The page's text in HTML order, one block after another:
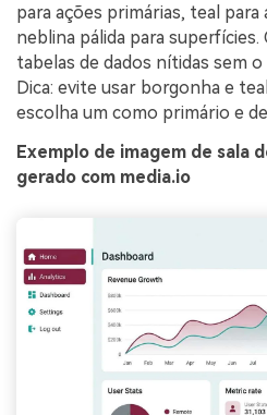
para ações primárias, teal para
neblina pálida para
tabelas de dados nítidas sem
Dica: evite usar borgonha e
escolha um como primário e
Exemplo de imagem de sala
gerado com media.io